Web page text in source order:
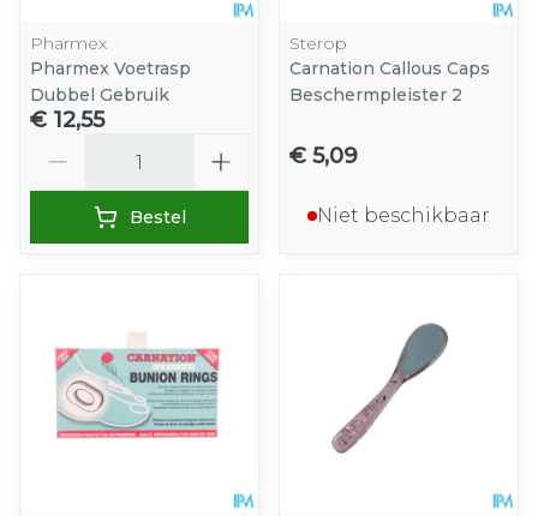
Pharmex
Pharmex Voetrasp
Dubbel Gebruik
€ 12,55
Bestel
Sterop
Carnation Callous Caps
Beschermpleister 2
€ 5,09
Niet beschikbaar